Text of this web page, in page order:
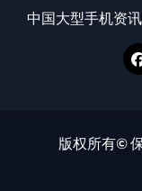
中国大型手机资
版权所有©